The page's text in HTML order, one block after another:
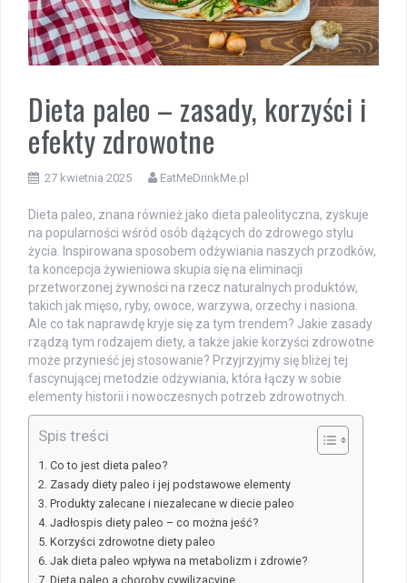
Dieta paleo – zasady, korzyści i
efekty zdrowotne
27 kwietnia 2025 EatMeDrinkMe.pl
Dieta paleo, znana również jako dieta paleolityczna, zyskuje
na popularności wśród osób dążących do zdrowego stylu
życia. Inspirowana sposobem odżywiania naszych przodków,
ta koncepcja żywieniowa skupia się na eliminacji
przetworzonej żywności na rzecz naturalnych produktów,
takich jak mięso, ryby, owoce, warzywa, orzechy i nasiona.
Ale co tak naprawdę kryje się za tym trendem? Jakie zasady
rządzą tym rodzajem diety, a także jakie korzyści zdrowotne
może przynieść jej stosowanie? Przyjrzyjmy się bliżej tej
fascynującej metodzie odżywiania, która łączy w sobie
elementy historii i nowoczesnych potrzeb zdrowotnych.
Spis treści
Co to jest dieta paleo?
Zasady diety paleo i jej podstawowe elementy
Produkty zalecane i niezalecane w diecie paleo
Jadłospis diety paleo – co można jeść?
Korzyści zdrowotne diety paleo
Jak dieta paleo wpływa na metabolizm i zdrowie?
Dieta paleo a choroby cywilizacyjne